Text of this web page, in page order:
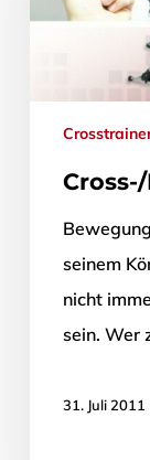
seinem
nicht
sein. Wer
31. Juli 2011